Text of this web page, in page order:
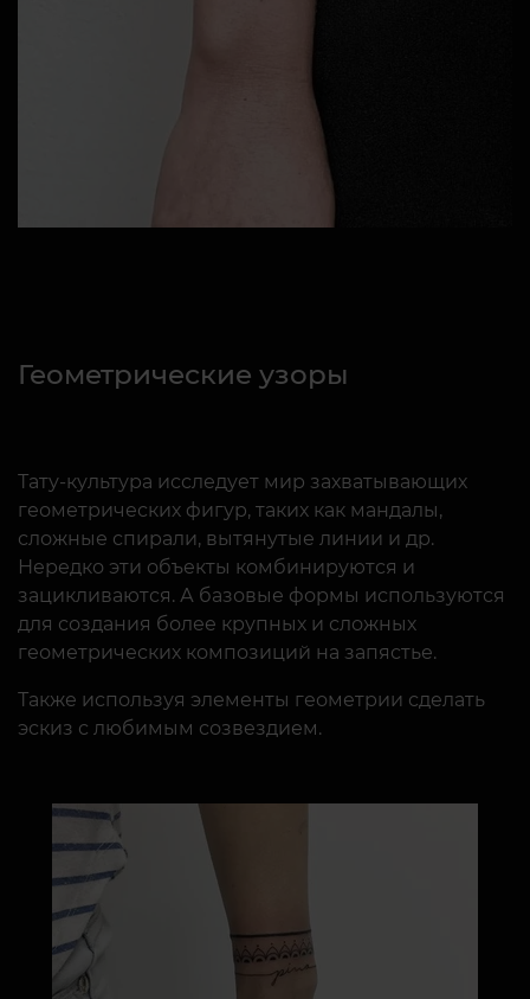
Геометрические узоры
Тату-культура исследует мир захватывающих
геометрических фигур, таких как мандалы,
сложные спирали, вытянутые линии и др.
Нередко эти объекты комбинируются и
зацикливаются. А базовые формы используются
для создания более крупных и сложных
геометрических композиций на запястье.
Также используя элементы геометрии сделать
эскиз с любимым созвездием.